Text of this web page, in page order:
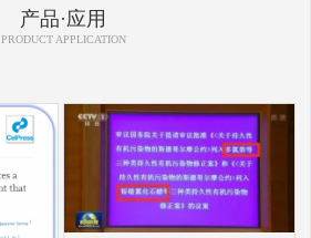
产品·应用
PRODUCT APPLICATION